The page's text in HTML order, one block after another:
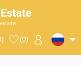
) (0)